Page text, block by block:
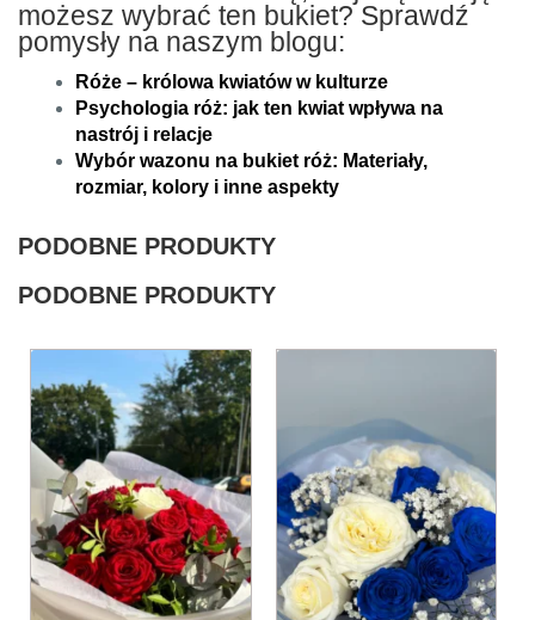
możesz wybrać ten bukiet? Sprawdź
pomysły na naszym blogu:
Róże – królowa kwiatów w kulturze
Psychologia róż: jak ten kwiat wpływa na
nastrój i relacje
Wybór wazonu na bukiet róż: Materiały,
rozmiar, kolory i inne aspekty
PODOBNE PRODUKTY
PODOBNE PRODUKTY
produkt
ma
wiele
wariantów.
Opcje
można
wybrać
na
wiele
wariantów.
Opcje
można
wybrać
na